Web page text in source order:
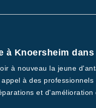
Knoersheim dans
à nouveau la jeune
à des professionnels
et d'amélioration